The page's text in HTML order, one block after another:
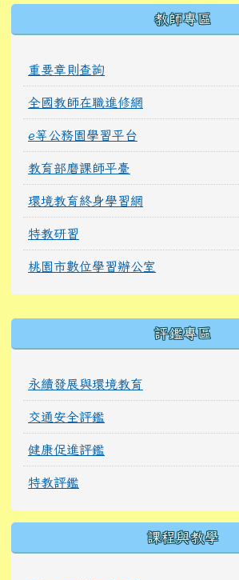
教師專區
重要章則查詢
全國教師在職進修網
e等公務園學習平台
教育部磨課師平臺
環境教育終身學習網
特教研習
桃園市數位學習辦公室
評鑑專區
永續發展與環境教育
交通安全評鑑
健康促進評鑑
特教評鑑
課程與教學